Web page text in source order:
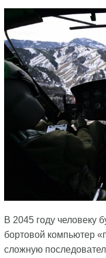
В 2045 году человеку
бортовой компьютер
сложную